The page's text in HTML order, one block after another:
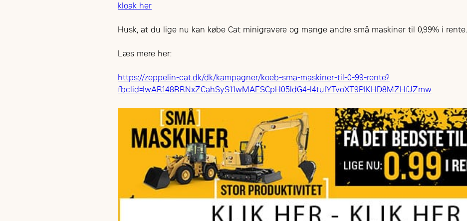
kloak her
Husk, at du lige nu kan købe Cat minigravere og mange andre små maskiner til 0,99% i rente.
Læs mere her:
https://zeppelin-cat.dk/dk/kampagner/koeb-sma-maskiner-til-0-99-rente?
fbclid=IwAR148RRNxZCahSyS11wMAESCpH05ldG4-l4tuIYTvoXT9PIKHD8MZHfJZmw